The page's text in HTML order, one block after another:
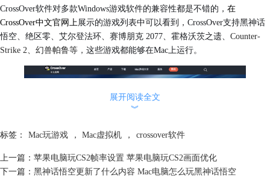
CrossOver软件对多款Windows游戏软件的兼容性都是不错的， 在
CrossOver中文官网上展示的游戏列表中可以看到，CrossOver支持黑神话
悟空、绝区零、艾尔登法环、赛博朋克 2077、霍格沃茨之遗、 Counter-
Strike 2、幻兽帕鲁等， 这些游戏都能够在Mac上运行。
图2 CrossOver游戏大全
展开阅读全文
︾
标签： Mac玩游戏 ， Mac虚拟机 ， crossover软件
上一篇： 苹果电脑玩CS2帧率设置 苹果电脑玩CS2画面优化
下一篇： 黑神话悟空更新了什么内容 Mac电脑怎么玩黑神话悟空